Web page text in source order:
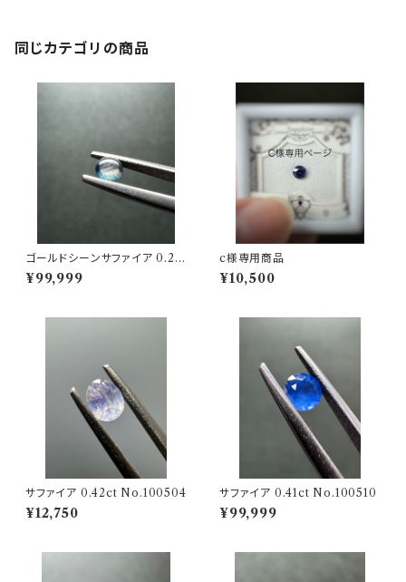
同じカテゴリの商品
ゴールドシーンサファイア 0.26
ct No.100466
¥99,999
c様専用商品
¥10,500
サファイア 0.42ct No.100504
¥12,750
サファイア 0.41ct No.100510
¥99,999